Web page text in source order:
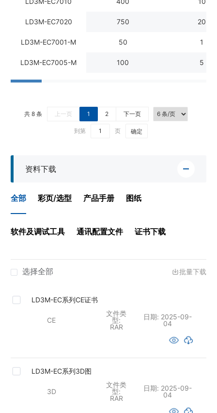
LD3M-EC7020 750 20
LD3M-EC7001-M 50 1
LD3M-EC7005-M 100 5
共 8 条 上一页 1 2 下一页
到第 页 确定
资料下载
全部 彩页/选型 产品手册 图纸
软件及调试工具 通讯配置文件 证书下载
选择全部 批量下载
LD3M-EC系列CE证书
CE
文件类
型:
RAR
日期: 2025-09-
04
LD3M-EC系列3D图
3D
文件类
型:
RAR
日期: 2025-09-
04